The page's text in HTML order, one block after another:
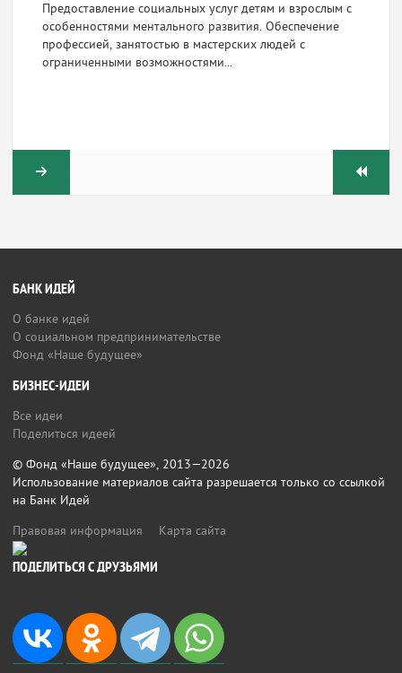
Предоставление социальных услуг детям и взрослым с
особенностями ментального развития. Обеспечение
профессией, занятостью в мастерских людей с
ограниченными возможностями...
БАНК ИДЕЙ
О банке идей
О социальном предпринимательстве
Фонд «Наше будущее»
БИЗНЕС-ИДЕИ
Все идеи
Поделиться идеей
© Фонд «Наше будущее», 2013—2026
Использование материалов сайта разрешается только со ссылкой
на Банк Идей
Правовая информация
Карта сайта
ПОДЕЛИТЬСЯ С ДРУЗЬЯМИ